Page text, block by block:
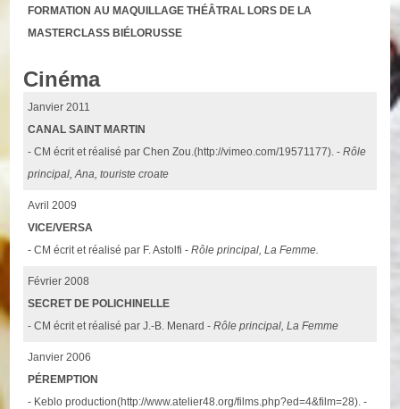
FORMATION AU MAQUILLAGE THÉÂTRAL LORS DE LA
MASTERCLASS BIÉLORUSSE
Cinéma
Janvier 2011
CANAL SAINT MARTIN
- CM écrit et réalisé par Chen Zou.(http://vimeo.com/19571177). -Rôle
principal, Ana, touriste croate
Avril 2009
VICE/VERSA
- CM écrit et réalisé par F. Astolfi -Rôle principal, La Femme.
Février 2008
SECRET DE POLICHINELLE
- CM écrit et réalisé par J.-B. Menard -Rôle principal, La Femme
Janvier 2006
PÉREMPTION
- Keblo production(http://www.atelier48.org/films.php?ed=4&film=28). -